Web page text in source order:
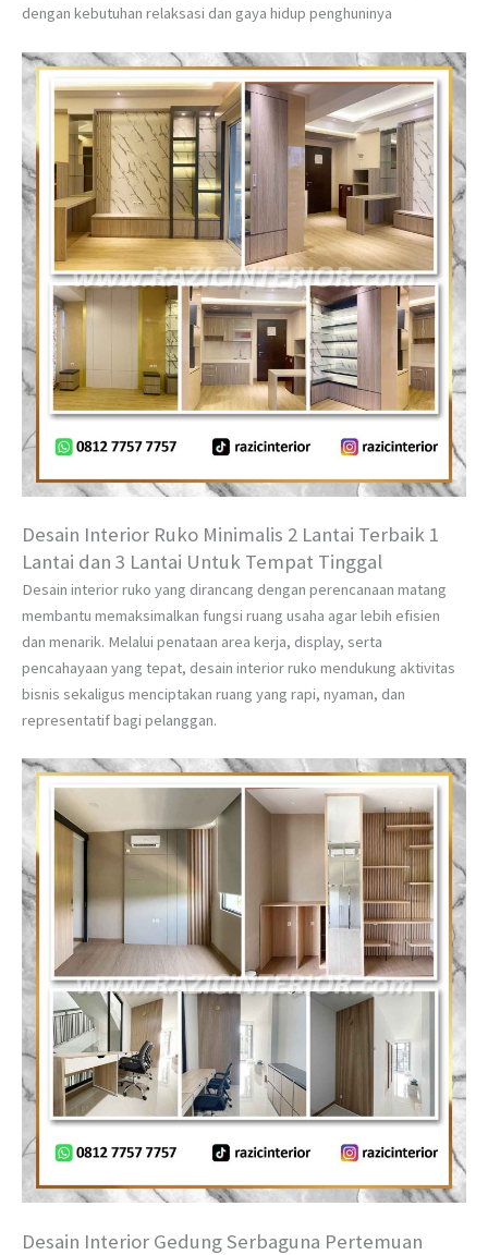
dengan kebutuhan relaksasi dan gaya hidup penghuninya
Desain Interior Ruko Minimalis 2 Lantai Terbaik 1
Lantai dan 3 Lantai Untuk Tempat Tinggal
Desain interior ruko yang dirancang dengan perencanaan matang
membantu memaksimalkan fungsi ruang usaha agar lebih efisien
dan menarik. Melalui penataan area kerja, display, serta
pencahayaan yang tepat, desain interior ruko mendukung aktivitas
bisnis sekaligus menciptakan ruang yang rapi, nyaman, dan
representatif bagi pelanggan.
Desain Interior Gedung Serbaguna Pertemuan